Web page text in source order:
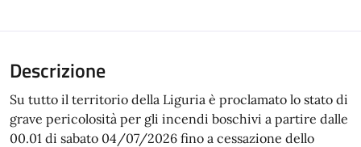
Descrizione
Su tutto il territorio della Liguria è proclamato lo stato di
grave pericolosità per gli incendi boschivi a partire dalle
00.01 di sabato 04/07/2026 fino a cessazione dello